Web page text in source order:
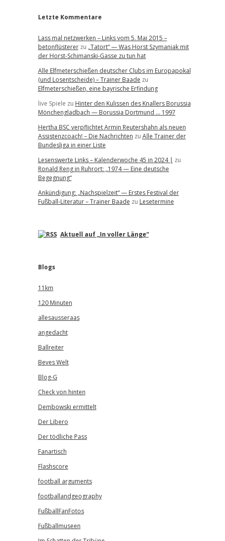
Letzte Kommentare
Lass mal netzwerken – Links vom 5. Mai 2015 –
betonflüstererzu „Tatort“ — Was Horst Szymaniak mit
der Horst-Schimanski-Gasse zu tun hat
Alle Elfmeterschießen deutscher Clubs im Europapokal
(und Losentscheide) – Trainer Baade zu
Elfmeterschießen, eine bayrische Erfindung
live Spiele zu Hinter den Kulissen des Knallers Borussia
Mönchengladbach — Borussia Dortmund … 1997
Hertha BSC verpflichtet Armin Reutershahn als neuen
Assistenzcoach! – Die Nachrichten zu Alle Trainer der
Bundesliga in einer Liste
Lesenswerte Links – Kalenderwoche 45 in 2024 | zu
Ronald Reng in Ruhrort: „1974 — Eine deutsche
Begegnung“
Ankündigung: „Nachspielzeit“ — Erstes Festival der
Fußball-Literatur – Trainer Baade zu Lesetermine
Aktuell auf „In voller Länge“
Blogs
11km
120 Minuten
allesausseraas
angedacht
Ballreiter
Beves Welt
Blog-G
Check von hinten
Dembowski ermittelt
Der Libero
Der tödliche Pass
Fanartisch
Flashscore
football arguments
footballandgeography
FußballFanFotos
Fußballmuseen